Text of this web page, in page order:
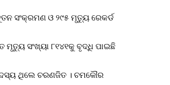
ସଂକ୍ରମଣ ଓ ୨୯୫ ମୃତ୍ୟୁ ରେକର୍ଡ
ମୃତ୍ୟୁ ସଂଖ୍ୟା ୮୧୪୧କୁ ବୃଦ୍ଧି ପାଇଛି
ଥିଲେ ଚରଣଜିତ । ଚମକୌର